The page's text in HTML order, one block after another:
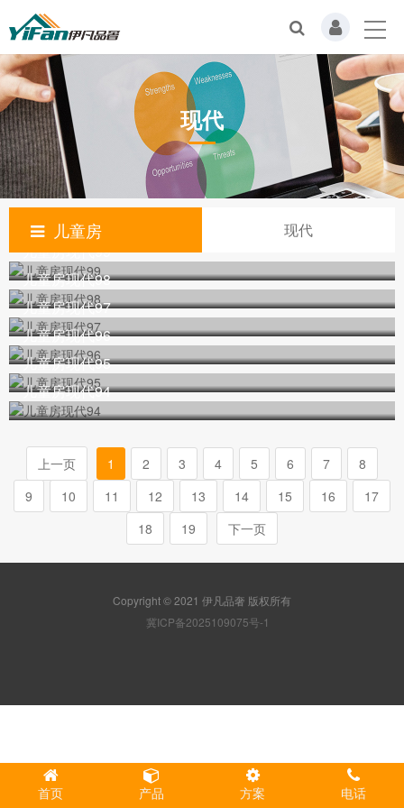
现代
儿童房
现代
儿童房现代99
儿童房现代98
儿童房现代97
儿童房现代96
儿童房现代95
儿童房现代94
上一页 1 2 3 4 5 6 7
8
9
10 11 12 13 14 15 16
17
18
19 下一页
Copyright © 2021 伊凡品奢 版权所有
冀ICP备2025109075号-1
首页 产品 方案 电话